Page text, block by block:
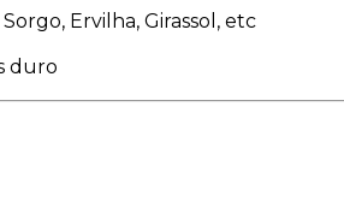
Ervilha, Girassol, etc
duro